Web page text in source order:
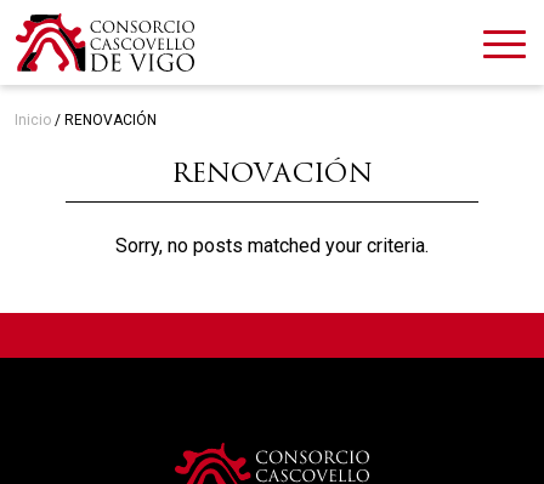
Inicio / RENOVACIÓN
RENOVACIÓN
Sorry, no posts matched your criteria.